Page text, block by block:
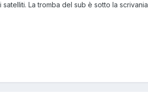
satelliti. La tromba del sub è sotto la scrivania